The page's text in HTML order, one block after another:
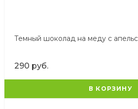
Темный шоколад на меду с
290 руб.
В КОРЗИНУ